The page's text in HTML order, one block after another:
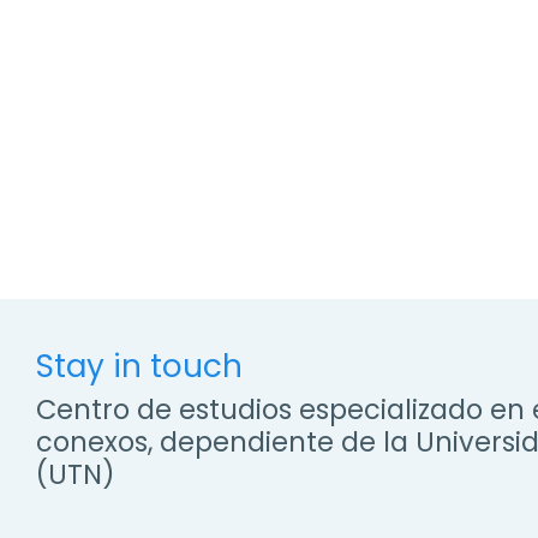
Stay in touch
Centro de estudios especializado
conexos, dependiente de la
(UTN)